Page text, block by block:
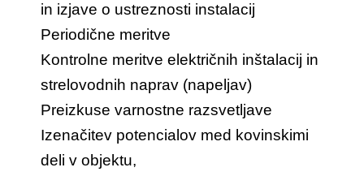
in izjave o ustreznosti instalacij
Periodične meritve
Kontrolne meritve električnih inštalacij in
strelovodnih naprav (napeljav)
Preizkuse varnostne razsvetljave
Izenačitev potencialov med kovinskimi
deli v objektu,